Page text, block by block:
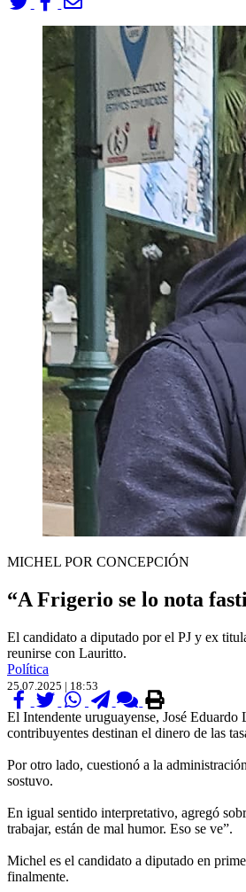
MICHEL POR CONCEPCIÓN
“A Frigerio se lo nota
El candidato a diputado por el PJ y ex
reunirse con Lauritto.
Política
25.07.2025 | 18:53
El Intendente uruguayense, José
contribuyentes destinan el dinero de las
Por otro lado, cuestionó a la
sostuvo.
En igual sentido interpretativo, agregó
trabajar, están de mal humor. Eso se ve”.
Michel es el candidato a diputado en
finalmente.